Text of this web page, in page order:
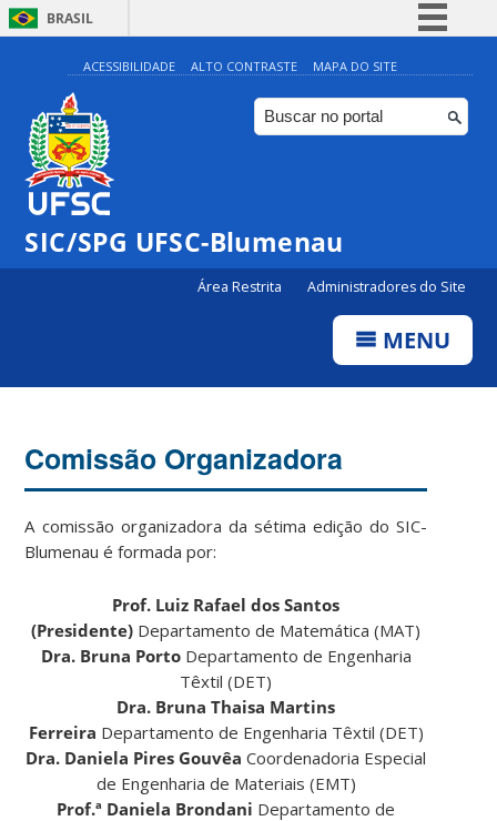
BRASIL
Simplifique!
Comunica BR
Participe
Canais
ACESSIBILIDADE ALTO CONTRASTE MAPA DO SITE
SIC/SPG UFSC-Blumenau
Área Restrita Administradores do Site
MENU
Comissão Organizadora
A comissão organizadora da sétima edição do SIC-
Blumenau é formada por:
Prof. Luiz Rafael dos Santos
(Presidente) Departamento de Matemática (MAT)
Dra. Bruna PortoDepartamento de Engenharia
Têxtil (DET)
Dra. Bruna Thaisa Martins
Ferreira Departamento de Engenharia Têxtil (DET)
Dra. Daniela Pires GouvêaCoordenadoria Especial
de Engenharia de Materiais (EMT)
Prof.ª Daniela Brondani Departamento de